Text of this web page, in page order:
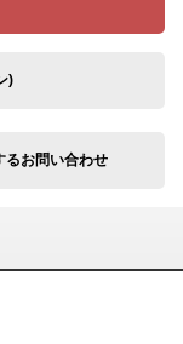
)
お問い合わせ